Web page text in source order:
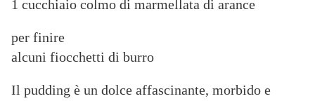
1 cucchiaio colmo di marmellata di arance
per finire
alcuni fiocchetti di burro
Il pudding è un dolce affascinante, morbido e